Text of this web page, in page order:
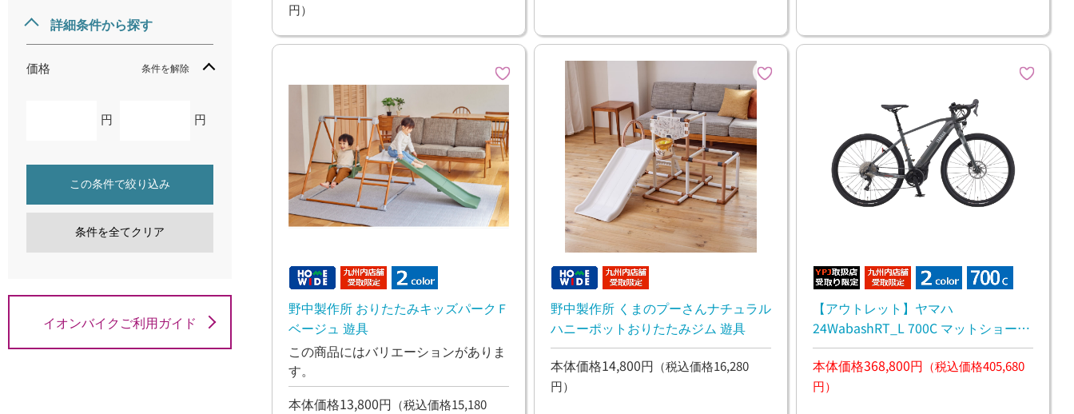
詳細条件から探す
価格 条件を解除
円 円
この条件で絞り込み
条件を全てクリア
イオンバイクご利用ガイド
円）
野中製作所 おりたたみキッズパークＦ
ベージュ 遊具
この商品にはバリエーションがありま
す。
本体価格13,800円 （税込価格15,180
野中製作所 くまのプーさんナチュラル
ハニーポットおりたたみジム 遊具
本体価格14,800円 （税込価格16,280
円）
【アウトレット】ヤマハ
24WabashRT_L 700C マットショール
グレー 電動アシスト グラベルバイク
本体価格368,800円 （税込価格405,680
円）